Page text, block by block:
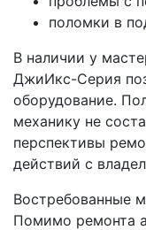
поломки в
В наличии у
ДжиИкс-Серия
оборудование.
механику не
перспективы
действий с
Востребованные
Помимо ремонта